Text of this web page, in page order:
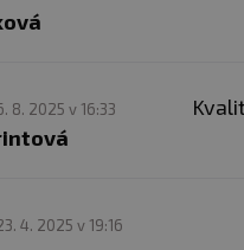
8. 2025 v 16:33
4. 2025 v 19:16